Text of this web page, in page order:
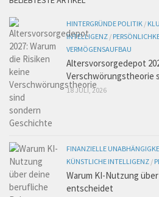
HINTERGRÜNDE POLITIK /
INTELLIGENZ /
VERMÖGENSAUFBAU
Altersvorsorgedepot
Verschwörungstheorie
18 JULI, 2026
FINANZIELLE
KÜNSTLICHE INTELLIGENZ /
Warum KI-Nutzung
entscheidet